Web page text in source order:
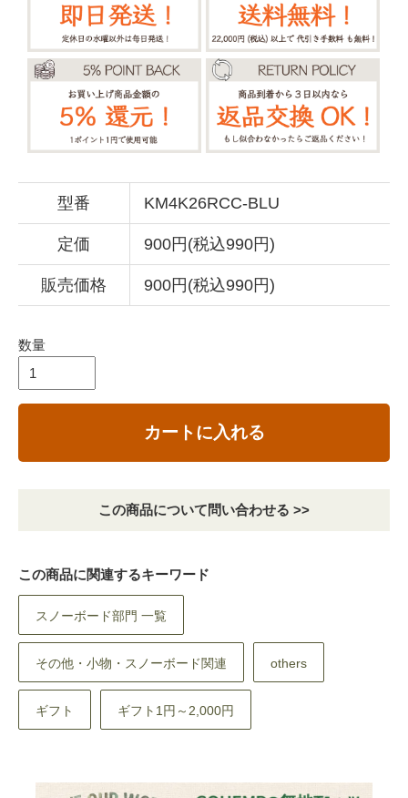
型番 KM4K26RCC-BLU
定価 900円(税込990円)
販売価格 900円(税込990円)
数量
カートに入れる
この商品について問い合わせる >>
この商品に関連するキーワード
スノーボード部門 一覧
その他・小物・スノーボード関連 others
ギフト ギフト1円～2,000円